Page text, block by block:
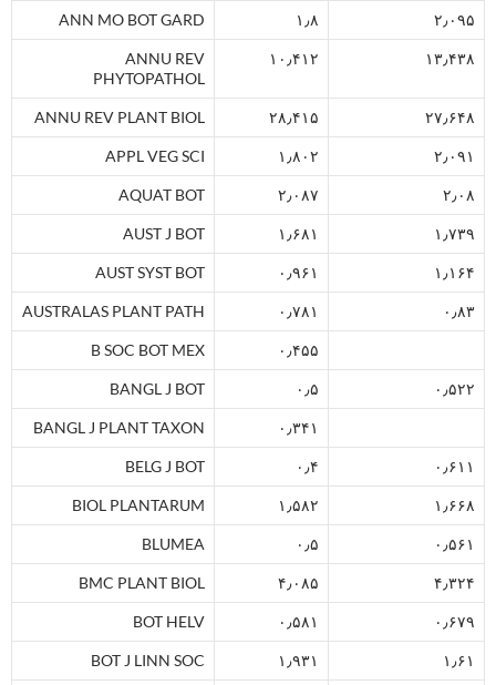
۲٫۰۹۵ ۱٫۸ ANN MO BOT GARD
۱۳٫۴۳۸ ۱۰٫۴۱۲
ANNU REV
PHYTOPATHOL
۲۷٫۶۴۸ ۲۸٫۴۱۵ ANNU REV PLANT BIOL
۲٫۰۹۱ ۱٫۸۰۲ APPL VEG SCI
۲٫۰۸ ۲٫۰۸۷ AQUAT BOT
۱٫۷۳۹ ۱٫۶۸۱ AUST J BOT
۱٫۱۶۴ ۰٫۹۶۱ AUST SYST BOT
۰٫۸۳ ۰٫۷۸۱ AUSTRALAS PLANT PATH
۰٫۴۵۵ B SOC BOT MEX
۰٫۵۲۲ ۰٫۵ BANGL J BOT
۰٫۳۴۱ BANGL J PLANT TAXON
۰٫۶۱۱ ۰٫۴ BELG J BOT
۱٫۶۶۸ ۱٫۵۸۲ BIOL PLANTARUM
۰٫۵۶۱ ۰٫۵ BLUMEA
۴٫۳۲۴ ۴٫۰۸۵ BMC PLANT BIOL
۰٫۶۷۹ ۰٫۵۸۱ BOT HELV
۱٫۶۱ ۱٫۹۳۱ BOT J LINN SOC